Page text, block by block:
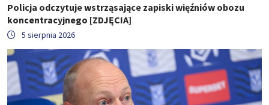
Policja odczytuje wstrząsające zapiski więźniów obozu
koncentracyjnego [ZDJĘCIA]
5 sierpnia 2026